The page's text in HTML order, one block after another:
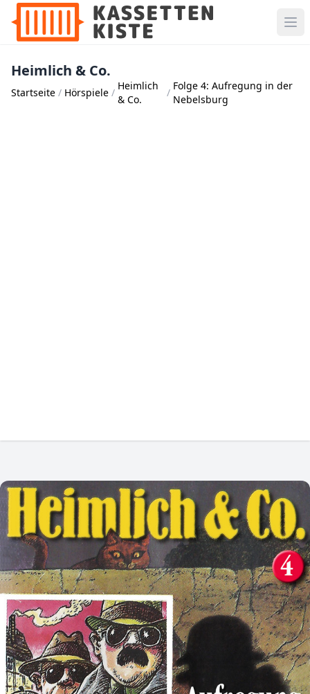
Heimlich & Co.
Startseite Hörspiele
Heimlich
& Co.
Folge 4: Aufregung in der
Nebelsburg